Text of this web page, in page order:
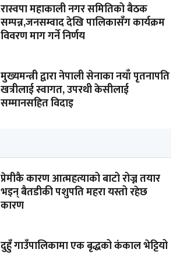
रास्वपा महाकाली नगर समितिको बैठक
सम्पन्न,जनसम्वाद देखि पालिकासँग कार्यक्रम
विवरण माग गर्ने निर्णय
मुख्यमन्त्री द्वारा नेपाली सेनाका नयाँ पृतनापति
खत्रीलाई स्वागत, उपरथी केसीलाई
सम्मानसहित विदाइ
प्रेमीकै कारण आत्महत्याको बाटो रोज्न तयार
भइन् बैतडीकी पशुपति महरा यस्तो रहेछ
कारण
दुहुँ गाउँपालिकामा एक बृद्धको कंकाल भेट्टियो